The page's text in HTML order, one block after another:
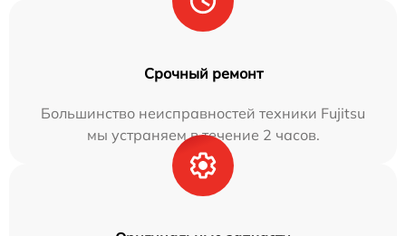
Срочный ремонт
Большинство неисправностей техники Fujitsu
мы устраняем в течение 2 часов.